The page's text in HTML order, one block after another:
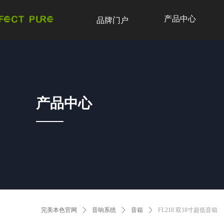
品牌门户 产品中心
完美本色官网 ꄲ 音响系统 ꄲ 音箱 ꄲ FL218 双18寸超低音箱
产品中心